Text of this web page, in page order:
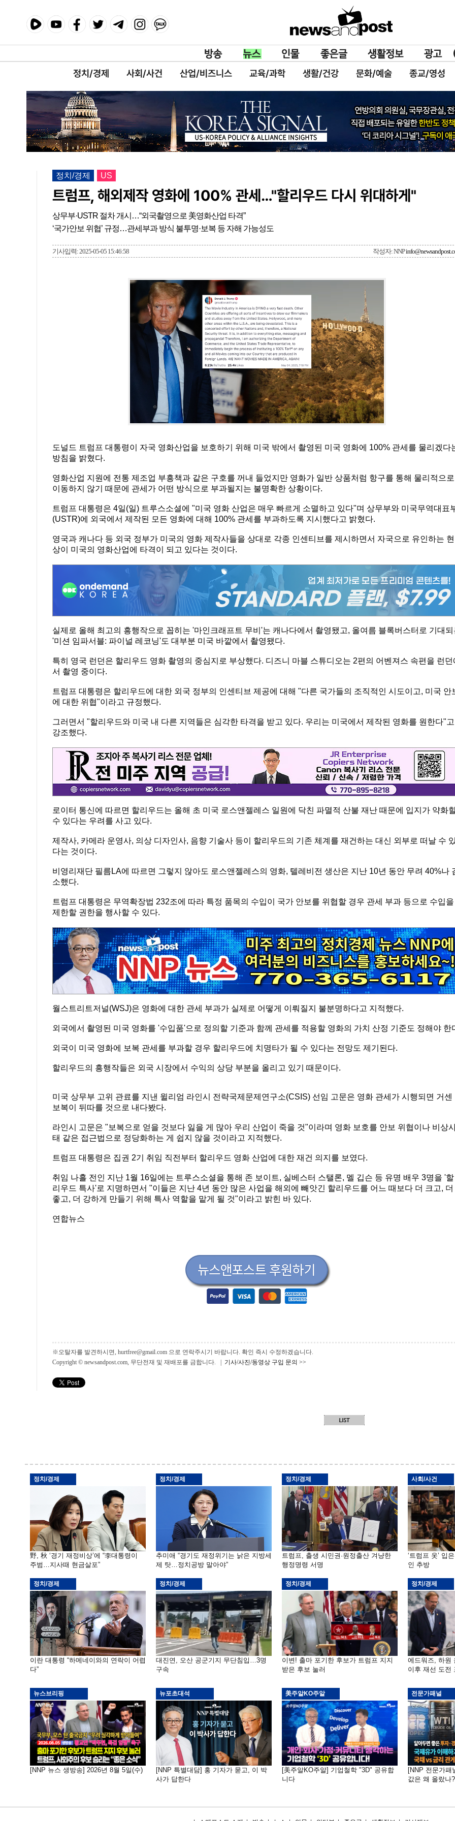
정치/경제 사회/사건 산업/비즈니스 교육/과학 생활/건강 문화/예술 종교/영성
정치/경제 US
트럼프, 해외제작 영화에 100% 관세…"할리우드 다시 위대하게"
상무부·USTR 절차 개시…“외국촬영으로 美영화산업 타격”
‘국가안보 위협’ 규정…관세부과 방식 불투명·보복 등 자해 가능성도
기사입력: 2025-05-05 15:46:58 작성자: NNP
도널드 트럼프 대통령이 자국 영화산업을 보호하기 위해 미국 밖에서 촬영된 미국 영화에 100% 관세를 물리겠다
방침을 밝혔다.
영화산업 지원에 전통 제조업 부흥책과 같은 구호를 꺼내 들었지만 영화가 일반 상품처럼 항구를 통해 물리적으로
이동하지 않기 때문에 관세가 어떤 방식으로 부과될지는 불명확한 상황이다.
트럼프 대통령은 4일(일) 트루스소셜에 "미국 영화 산업은 매우 빠르게 소멸하고 있다"며 상무부와 미국무역대표
(USTR)에 외국에서 제작된 모든 영화에 대해 100% 관세를 부과하도록 지시했다고 밝혔다.
영국과 캐나다 등 외국 정부가 미국의 영화 제작사들을 상대로 각종 인센티브를 제시하면서 자국으로 유인하는 현
상이 미국의 영화산업에 타격이 되고 있다는 것이다.
실제로 올해 최고의 흥행작으로 꼽히는 '마인크래프트 무비'는 캐나다에서 촬영됐고, 올여름 블록버스터로 기대되
'미션 임파서블: 파이널 레코닝'도 대부분 미국 바깥에서 촬영됐다.
특히 영국 런던은 할리우드 영화 촬영의 중심지로 부상했다. 디즈니 마블 스튜디오는 2편의 어벤져스 속편을 런던
서 촬영 중이다.
트럼프 대통령은 할리우드에 대한 외국 정부의 인센티브 제공에 대해 "다른 국가들의 조직적인 시도이고, 미국 안
에 대한 위협"이라고 규정했다.
그러면서 "할리우드와 미국 내 다른 지역들은 심각한 타격을 받고 있다. 우리는 미국에서 제작된 영화를 원한다"고
강조했다.
로이터 통신에 따르면 할리우드는 올해 초 미국 로스앤젤레스 일원에 닥친 파멸적 산불 재난 때문에 입지가 약화
수 있다는 우려를 사고 있다.
제작사, 카메라 운영사, 의상 디자인사, 음향 기술사 등이 할리우드의 기존 체계를 재건하는 대신 외부로 떠날 수
다는 것이다.
비영리재단 필름LA에 따르면 그렇지 않아도 로스앤젤레스의 영화, 텔레비전 생산은 지난 10년 동안 무려 40%나
소했다.
트럼프 대통령은 무역확장법 232조에 따라 특정 품목의 수입이 국가 안보를 위협할 경우 관세 부과 등으로 수입을
제한할 권한을 행사할 수 있다.
월스트리트저널(WSJ)은 영화에 대한 관세 부과가 실제로 어떻게 이뤄질지 불분명하다고 지적했다.
외국에서 촬영된 미국 영화를 '수입품'으로 정의할 기준과 함께 관세를 적용할 영화의 가치 산정 기준도 정해야 한
외국이 미국 영화에 보복 관세를 부과할 경우 할리우드에 치명타가 될 수 있다는 전망도 제기된다.
할리우드의 흥행작들은 외국 시장에서 수익의 상당 부분을 올리고 있기 때문이다.
미국 상무부 고위 관료를 지낸 윌리엄 라인시 전략국제문제연구소(CSIS) 선임 고문은 영화 관세가 시행되면 거센
보복이 뒤따를 것으로 내다봤다.
라인시 고문은 "보복으로 얻을 것보다 잃을 게 많아 우리 산업이 죽을 것"이라며 영화 보호를 안보 위협이나 비상
태 같은 접근법으로 정당화하는 게 쉽지 않을 것이라고 지적했다.
트럼프 대통령은 집권 2기 취임 직전부터 할리우드 영화 산업에 대한 재건 의지를 보였다.
취임 나흘 전인 지난 1월 16일에는 트루스소셜을 통해 존 보이트, 실베스터 스탤론, 멜 깁슨 등 유명 배우 3명을 '할
리우드 특사'로 지명하면서 "이들은 지난 4년 동안 많은 사업을 해외에 빼앗긴 할리우드를 어느 때보다 더 크고, 더
좋고, 더 강하게 만들기 위해 특사 역할을 맡게 될 것"이라고 밝힌 바 있다.
연합뉴스
※오탈자를 발견하시면, hurtfree@gmail.com 으로 연락주시기 바랍니다. 확인 즉시 수정하겠습니다.
Copyright © newsandpost.com, 무단전재 및 재배포를 금합니다. | 기사/사진/동영상 구입 문의 >>
정치/경제
野, 秋 ‘경기 재정비상’에 “李대통령이
주범…지사때 현금살포”
정치/경제
추미애 “경기도 재정위기는 낡은 지방세
제 탓…정치공방 말아야”
정치/경제
트럼프, 출생 시민권·원정출산 겨냥한
행정명령 서명
사회/사건
‘트럼프 옷’ 입
인 추방
정치/경제
이란 대통령 “하메네이와의 연락이 어렵
다”
정치/경제
대진연, 오산 공군기지 무단침입…3명
구속
정치/경제
이변! 출마 포기한 후보가 트럼프 지지
받은 후보 눌러
정치/경제
에드워즈, 하원
이후 재선 도전
뉴스브리핑
[NNP 뉴스 생방송] 2026년 8월 5일(수)
뉴포초대석
[NNP 특별대담] 홍 기자가 묻고, 이 박
사가 답한다
美주알KO주알
[美주알KO주알] 기업철학 "3D" 공유합
니다
전문가패널
[NNP 전문가패
값은 왜 올랐